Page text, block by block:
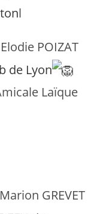
l
POIZAT
de Lyon
Laïque
GREVET